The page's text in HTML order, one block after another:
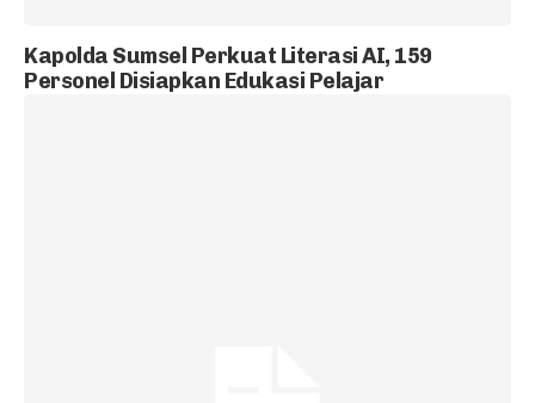
Kapolda Sumsel Perkuat Literasi AI, 159
Personel Disiapkan Edukasi Pelajar